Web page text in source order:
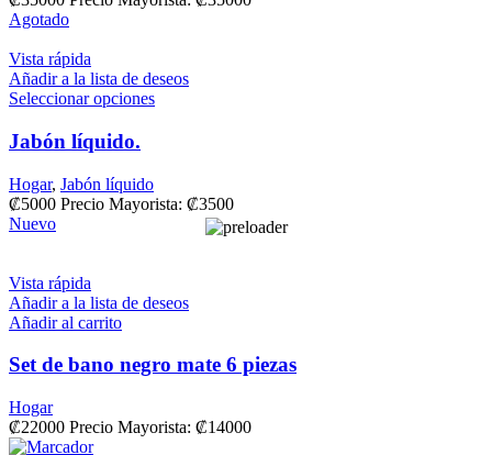
Agotado
Vista rápida
Añadir a la lista de deseos
Seleccionar opciones
Jabón líquido.
Hogar, Jabón líquido
₡5000 Precio Mayorista: ₡3500
Nuevo
Vista rápida
Añadir a la lista de deseos
Añadir al carrito
Set de bano negro mate 6 piezas
Hogar
₡22000 Precio Mayorista: ₡14000